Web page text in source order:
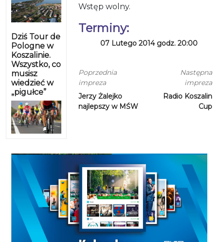
Dziś Tour de
Pologne w
Koszalinie.
Wszystko, co
musisz
wiedzieć w
„pigułce”
Wstęp wolny.
Terminy:
07 Lutego 2014 godz. 20:00
Poprzednia
impreza
Jerzy Żalejko
najlepszy w MŚW
Następna
impreza
Radio Koszalin
Cup